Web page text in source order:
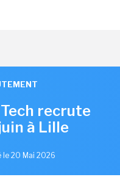
recrute
à Lille
le 20 Mai 2026